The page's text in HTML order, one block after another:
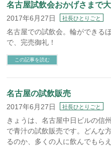
名古屋試飲会おかげさまで
2017年6月27日 社長ひとりごと
名古屋での試飲会。輪ができる
で、完売御礼！
この記事を読む
名古屋の試飲販売
2017年6月27日 社長ひとりごと
きょうは、名古屋中日ビルの信
で青汁の試飲販売です。どんな
るのか、多くの人に飲んでもら